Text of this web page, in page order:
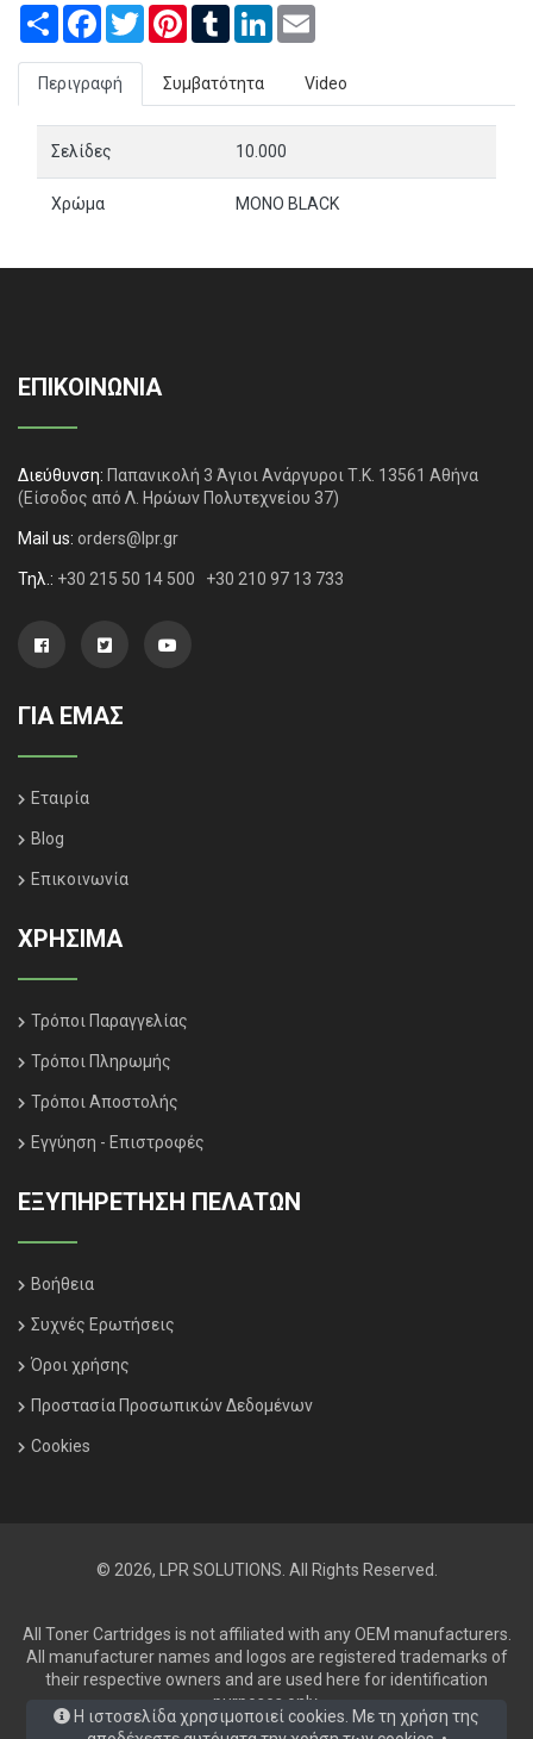
Share Facebook
TwitterPinterestTumblrLinkedIn
Περιγραφή Συμβατότητα Video
Σελίδες 10.000
Χρώμα MONO BLACK
ΕΠΙΚΟΙΝΩΝΙΑ
Διεύθυνση: Παπανικολή 3 Άγιοι Ανάργυροι Τ.Κ. 13561 Αθήνα
(Είσοδος από Λ. Ηρώων Πολυτεχνείου 37)
Mail us: orders@lpr.gr
Τηλ.: +30 215 50 14 500 +30 210 97 13 733
ΓΙΑ ΕΜΑΣ
Εταιρία
Blog
Επικοινωνία
ΧΡΗΣΙΜΑ
Τρόποι Παραγγελίας
Τρόποι Πληρωμής
Τρόποι Αποστολής
Εγγύηση - Επιστροφές
ΕΞΥΠΗΡΈΤΗΣΗ ΠΕΛΑΤΏΝ
Βοήθεια
Συχνές Ερωτήσεις
Όροι χρήσης
Προστασία Προσωπικών Δεδομένων
Cookies
© 2026, LPR SOLUTIONS. All Rights Reserved.
All Toner Cartridges is not affiliated with any OEM manufacturers.
All manufacturer names and logos are registered trademarks of
their respective owners and are used here for identification
purposes only.
Η ιστοσελίδα χρησιμοποιεί cookies. Με τη χρήση της